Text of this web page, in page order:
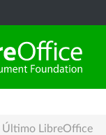
Último LibreOffice